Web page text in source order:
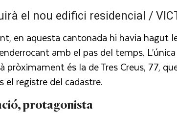
el nou edifici residencial /
en aquesta cantonada hi havia hagut
amb el pas del temps.
pròximament és la de Tres Creus, 77,
el registre del cadastre.
protagonista